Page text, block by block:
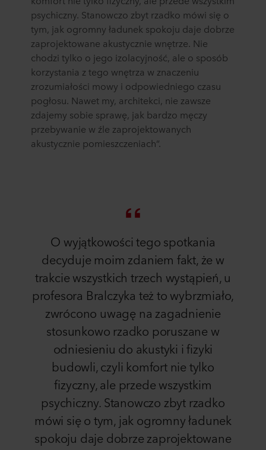
psychiczny. Stanowczo zbyt rzadko mówi się o
tym, jak ogromny ładunek spokoju daje dobrze
zaprojektowane akustycznie wnętrze. Nie
chodzi tylko o jego izolacyjność, ale o sposób
korzystania z tego wnętrza w znaczeniu
zrozumiałości mowy i odpowiedniego czasu
pogłosu. Nawet my, architekci, nie zawsze
zdajemy sobie sprawę, jak bardzo męczy
przebywanie w źle zaprojektowanych
akustycznie pomieszczeniach”.
O wyjątkowości tego spotkania
decyduje moim zdaniem fakt, że w
trakcie wszystkich trzech wystąpień, u
profesora Bralczyka też to wybrzmiało,
zwrócono uwagę na zagadnienie
stosunkowo rzadko poruszane w
odniesieniu do akustyki i fizyki
budowli, czyli komfort nie tylko
fizyczny, ale przede wszystkim
psychiczny. Stanowczo zbyt rzadko
mówi się o tym, jak ogromny ładunek
spokoju daje dobrze zaprojektowane